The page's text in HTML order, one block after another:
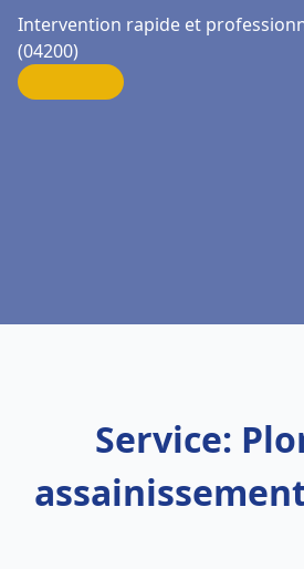
Intervention rapide et
(04200)
Service: